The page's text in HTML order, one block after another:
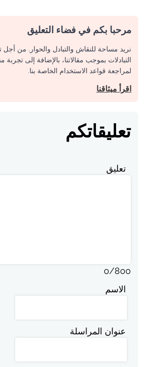
مرحبا بكم في فضاء التعليق
نريد مساحة للنقاش والتبادل والحوار. من
التبادلات بموجب مقالاتنا، بالإضافة إلى
لمراجعة قواعد الاستخدام الخاصة بنا.
اقرأ ميثاقنا
تعليقاتكم
تعليق
0/800
الاسم
عنوان المراسلة